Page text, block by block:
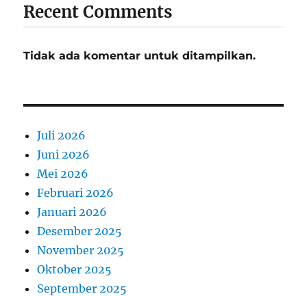
Recent Comments
Tidak ada komentar untuk ditampilkan.
Juli 2026
Juni 2026
Mei 2026
Februari 2026
Januari 2026
Desember 2025
November 2025
Oktober 2025
September 2025